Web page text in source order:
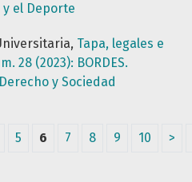
y el Deporte
Tapa, legales e
28 (2023): BORDES.
y Sociedad
5 6 7 8 9 10 >